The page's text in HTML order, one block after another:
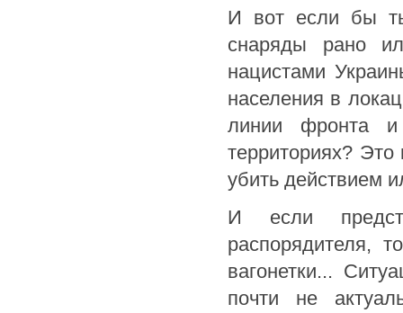
И вот если бы
снаряды рано
нацистами
населения в
линии фронта и
территориях? Это
убить действием
И если
распорядителя,
вагонетки...
почти не